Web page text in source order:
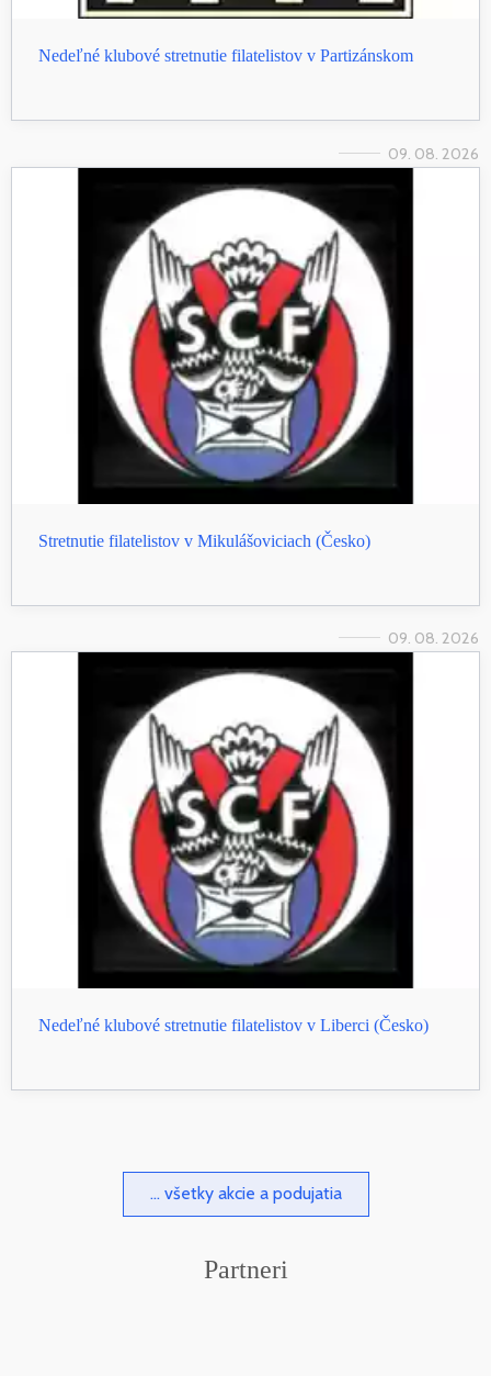
Nedeľné klubové stretnutie filatelistov v Partizánskom
09. 08. 2026
Stretnutie filatelistov v Mikulášoviciach (Česko)
09. 08. 2026
Nedeľné klubové stretnutie filatelistov v Liberci (Česko)
... všetky akcie a podujatia
Partneri